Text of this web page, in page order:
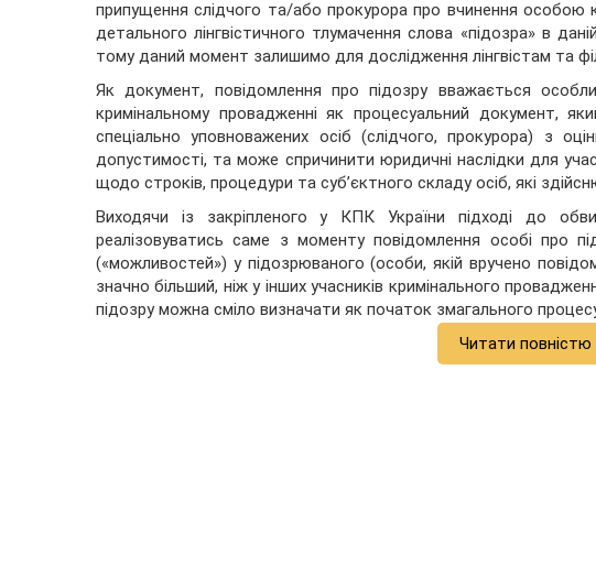
припущення слідчого та/або прокурора про вчинення особою
детального лінгвістичного тлумачення слова «підозра» в
тому даний момент залишимо для дослідження лінгвістам та
Як документ, повідомлення про підозру вважається
кримінальному провадженні як процесуальний документ,
спеціально уповноважених осіб (слідчого, прокурора) з
допустимості, та може спричинити юридичні наслідки для
щодо строків, процедури та суб’єктного складу осіб, які
Виходячи із закріпленого у КПК України підході до
реалізовуватись саме з моменту повідомлення особі про
(«можливостей») у підозрюваного (особи, якій вручено
значно більший, ніж у інших учасників кримінального
підозру можна сміло визначати як початок змагального
Читати повністю